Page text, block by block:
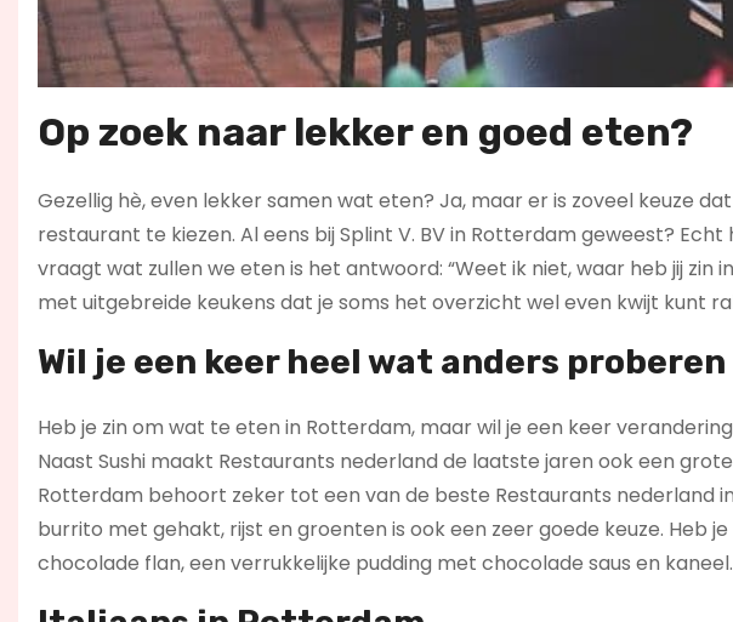
Op zoek naar lekker en goed eten?
Gezellig hè, even lekker samen wat eten? Ja, maar er is zoveel keuze
restaurant te kiezen. Al eens bij Splint V. BV in Rotterdam geweest?
vraagt wat zullen we eten is het antwoord: “Weet ik niet, waar heb jij zin
met uitgebreide keukens dat je soms het overzicht wel even kwijt kunt
Wil je een keer heel wat anders proberen
Heb je zin om wat te eten in Rotterdam, maar wil je een keer
Naast Sushi maakt Restaurants nederland de laatste jaren ook een
Rotterdam behoort zeker tot een van de beste Restaurants nederland
burrito met gehakt, rijst en groenten is ook een zeer goede keuze. Heb
chocolade flan, een verrukkelijke pudding met chocolade saus en kaneel.